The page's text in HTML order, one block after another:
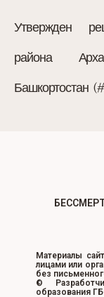
Утвержден
района
Башкортостан
Материалы
лицами или
без
©
образования